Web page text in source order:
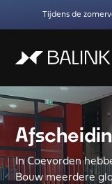
Tijdens de
In Coevorden
Bouw meerdere